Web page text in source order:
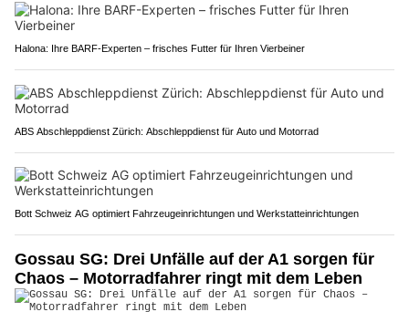
Halona: Ihre BARF-Experten – frisches Futter für Ihren Vierbeiner
ABS Abschleppdienst Zürich: Abschleppdienst für Auto und Motorrad
Bott Schweiz AG optimiert Fahrzeugeinrichtungen und Werkstatteinrichtungen
Gossau SG: Drei Unfälle auf der A1 sorgen für
Chaos – Motorradfahrer ringt mit dem Leben